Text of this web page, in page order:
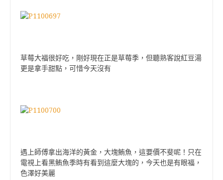
草莓大福很好吃，剛好現在正是草莓季，但聽熟客說紅豆湯
更是拿手甜點，可惜今天沒有
遇上師傅拿出海洋的黃金，大塊鮪魚，這要價不斐呢！只在
電視上看黑鮪魚季時有看到這麼大塊的，今天也是有眼福，
色澤好美麗